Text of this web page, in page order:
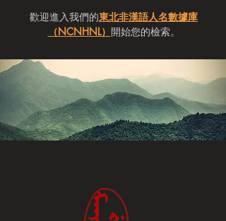
歡迎進入我們的東北非漢語人名數據庫
（NCNHNL） 開始您的檢索。